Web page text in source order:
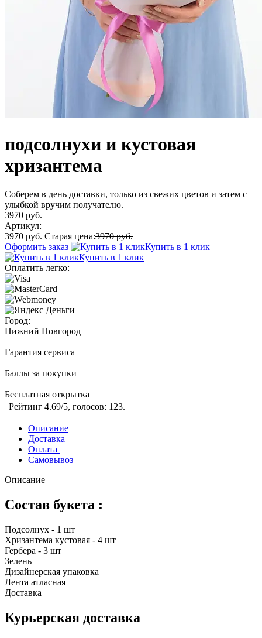
подсолнухи и кустовая
хризантема
Соберем в день доставки, только из свежих цветов и затем с
улыбкой вручим получателю.
3970 руб.
Артикул:
3970 руб. Старая цена:3970 руб.
Оформить заказ
Купить в 1 клик
Купить в 1 клик
Оплатить легко:
Город:
Нижний Новгород
Гарантия сервиса
Баллы за покупки
Бесплатная открытка
Рейтинг 4.69/5, голосов: 123.
Описание
Доставка
Оплата
Самовывоз
Описание
Состав букета :
Подсолнух - 1 шт
Хризантема кустовая - 4 шт
Гербера - 3 шт
Зелень
Дизайнерская упаковка
Лента атласная
Доставка
Курьерская доставка